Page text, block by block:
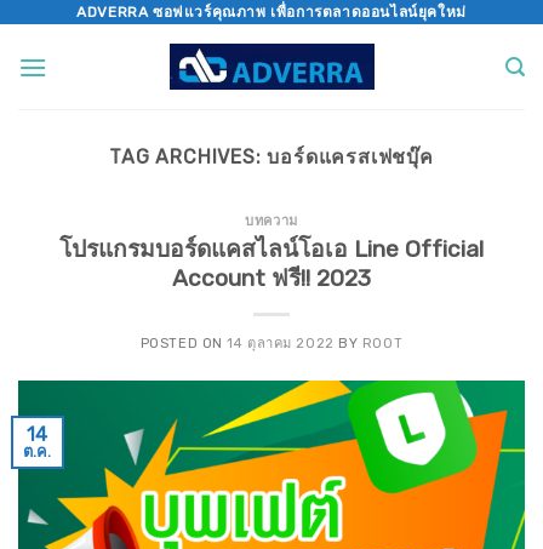
content
ADVERRA ซอฟแวร์คุณภาพ เพื่อการตลาดออนไลน์ยุคใหม่
TAG ARCHIVES:บอร์ดแครสเฟชบุ๊ค
บทความ
โปรแกรมบอร์ดแคสไลน์โอเอ Line Official
Account ฟรี!! 2023
POSTED ON14 ตุลาคม 2022 BY ROOT
14
ต.ค.